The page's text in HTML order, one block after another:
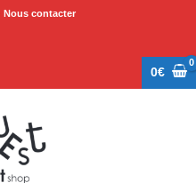
Nous contacter
0€